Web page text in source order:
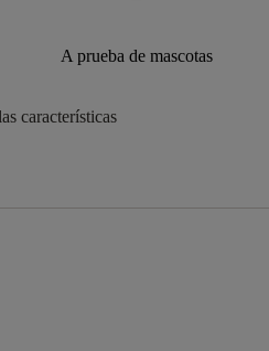
A prueba de mascotas
características